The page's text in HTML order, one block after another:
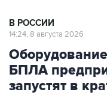
В РОССИИ
14:24, 8 августа 2026
БПЛА
запустят в